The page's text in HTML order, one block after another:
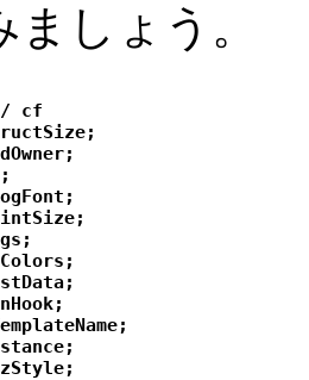
しょう。
// cf